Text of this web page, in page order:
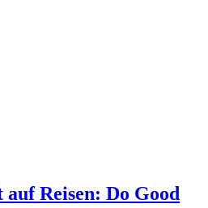
Reisen: Do Good